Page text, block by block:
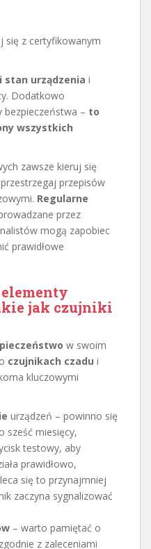
się z certyfikowanym
stan urządzenia i
Dodatkowo
bezpieczeństwa – to
wszystkich
zawsze kieruj się
przepisów
Regularne
przez
mogą zapobiec
prawidłowe
jak czujniki
w swoim
czujnikach czadu i
kluczowymi
urządzeń – powinno się
sześć miesięcy,
testowy, aby
prawidłowo,
się to przynajmniej
zaczyna sygnalizować
– warto pamiętać o
z zaleceniami